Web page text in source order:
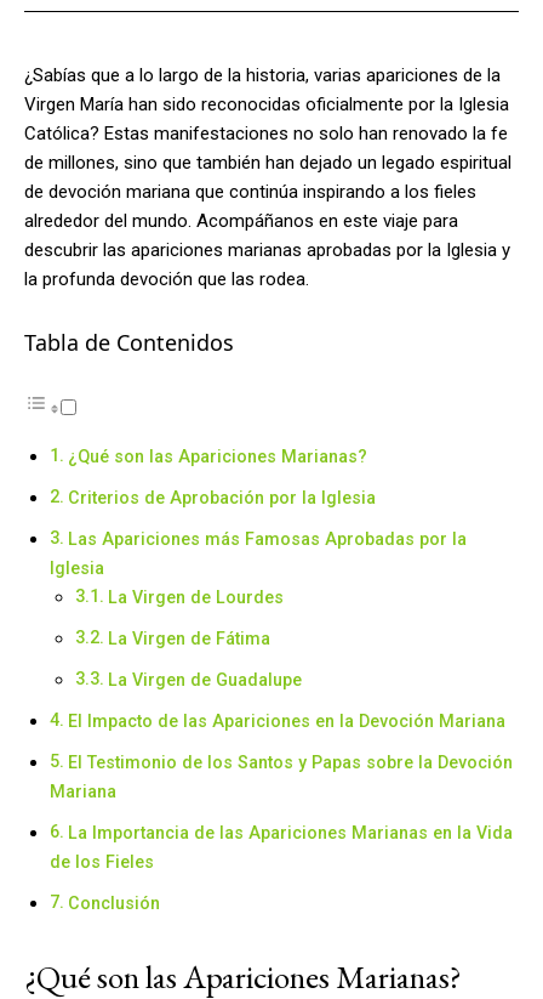
¿Sabías que a lo largo de la historia, varias apariciones de la
Virgen María han sido reconocidas oficialmente por la Iglesia
Católica? Estas manifestaciones no solo han renovado la fe
de millones, sino que también han dejado un legado espiritual
de devoción mariana que continúa inspirando a los fieles
alrededor del mundo. Acompáñanos en este viaje para
descubrir las apariciones marianas aprobadas por la Iglesia y
la profunda devoción que las rodea.
Tabla de Contenidos
¿Qué son las Apariciones Marianas?
Criterios de Aprobación por la Iglesia
Las Apariciones más Famosas Aprobadas por la
Iglesia
La Virgen de Lourdes
La Virgen de Fátima
La Virgen de Guadalupe
El Impacto de las Apariciones en la Devoción Mariana
El Testimonio de los Santos y Papas sobre la Devoción
Mariana
La Importancia de las Apariciones Marianas en la Vida
de los Fieles
Conclusión
¿Qué son las Apariciones Marianas?